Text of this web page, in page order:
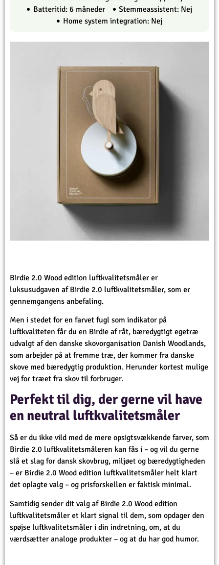
Batteritid: 6 måneder
Stemmeassistent: Nej
Home system integration: Nej
Birdie 2.0 Wood edition luftkvalitetsmåler er
luksusudgaven af Birdie 2.0 luftkvalitetsmåler, som er
gennemgangens anbefaling.
Men i stedet for en farvet fugl som indikator på
luftkvaliteten får du en Birdie af råt, bæredygtigt egetræ
udvalgt af den danske skovorganisation Danish Woodlands,
som arbejder på at fremme træ, der kommer fra danske
skove med bæredygtig produktion. Herunder kortest mulige
vej for træet fra skov til forbruger.
Perfekt til dig, der gerne vil have
en neutral luftkvalitetsmåler
Så er du ikke vild med de mere opsigtsvækkende farver, som
Birdie 2.0 luftkvalitetsmåleren kan fås i – og vil du gerne
slå et slag for dansk skovbrug, miljøet og bæredygtigheden
– er Birdie 2.0 Wood edition luftkvalitetsmåler helt klart
det oplagte valg – og prisforskellen er faktisk minimal.
Samtidig sender dit valg af Birdie 2.0 Wood edition
luftkvalitetsmåler et klart signal til dem, som opdager den
spøjse luftkvalitetsmåler i din indretning, om, at du
værdsætter analoge produkter – og at du har god humor.